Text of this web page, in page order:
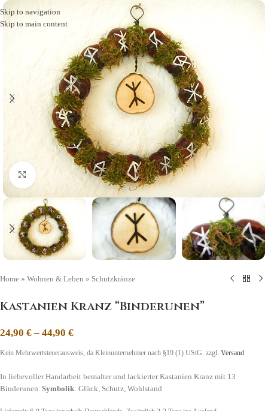
Skip to navigation
Skip to main content
Click to enlarge
Home » Wohnen & Leben » Schutzkränze
Kastanien Kranz “Binderunen”
24,90 €– 44,90 €
Kein Mehrwertsteuerausweis, da Kleinunternehmer nach §19 (1) UStG. zzgl. Versand
In liebevoller Handarbeit bemalter und lackierter Kastanien Kranz mit 13
Binderunen. Symbolik: Glück, Schutz, Wohlstand